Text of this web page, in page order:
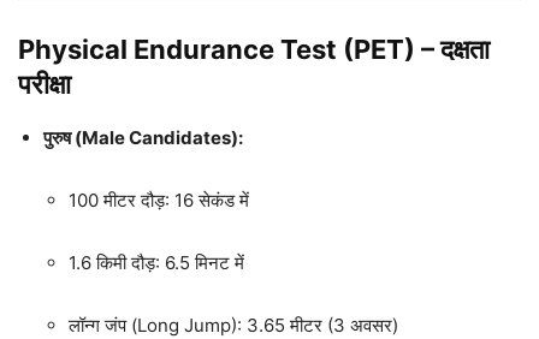
Physical Endurance Test (PET) – दक्षता
परीक्षा
पुरुष (Male Candidates):
100 मीटर दौड़: 16 सेकंड में
1.6 किमी दौड़: 6.5 मिनट में
लॉन्ग जंप (Long Jump): 3.65 मीटर (3 अवसर)